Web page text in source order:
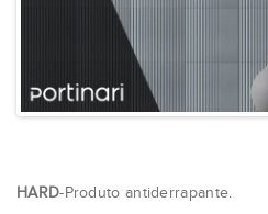
HARD-Produto antiderrapante.